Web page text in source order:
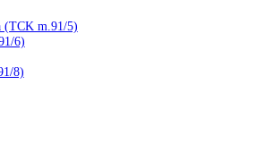
(TCK m.91/5)
6)
8)